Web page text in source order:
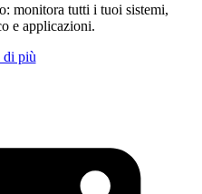
monitora tutti i tuoi sistemi,
e applicazioni.
di più